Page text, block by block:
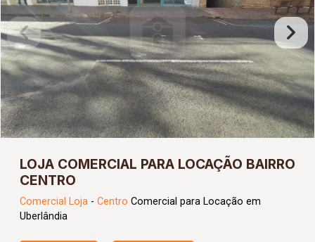
LOJA COMERCIAL PARA LOCAÇÃO BAIRRO
CENTRO
Comercial Loja - Centro Comercial para Locação em
Uberlândia